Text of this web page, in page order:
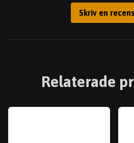
Skriv en
Relaterade